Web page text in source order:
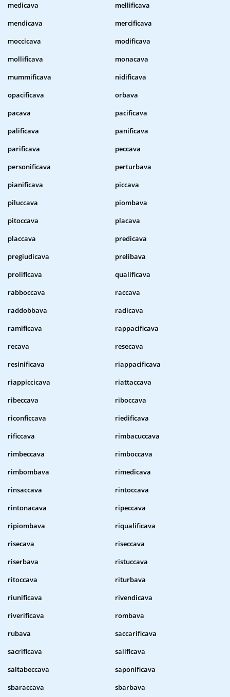
medicava
mellificava
mendicava
mercificava
moccicava
modificava
mollificava
monacava
mummificava
nidificava
opacificava
orbava
pacava
pacificava
palificava
panificava
parificava
peccava
personificava
perturbava
pianificava
piccava
piluccava
piombava
pitoccava
placava
placcava
predicava
pregiudicava
prelibava
prolificava
qualificava
rabboccava
raccava
raddobbava
radicava
ramificava
rappacificava
recava
resecava
resinificava
riappacificava
riappiccicava
riattaccava
ribeccava
riboccava
riconficcava
riedificava
rificcava
rimbacuccava
rimbeccava
rimboccava
rimbombava
rimedicava
rinsaccava
rintoccava
rintonacava
ripeccava
ripiombava
riqualificava
risecava
riseccava
riserbava
ristuccava
ritoccava
riturbava
riunificava
rivendicava
riverificava
rombava
rubava
saccarificava
sacrificava
salificava
saltabeccava
saponificava
sbaraccava
sbarbava